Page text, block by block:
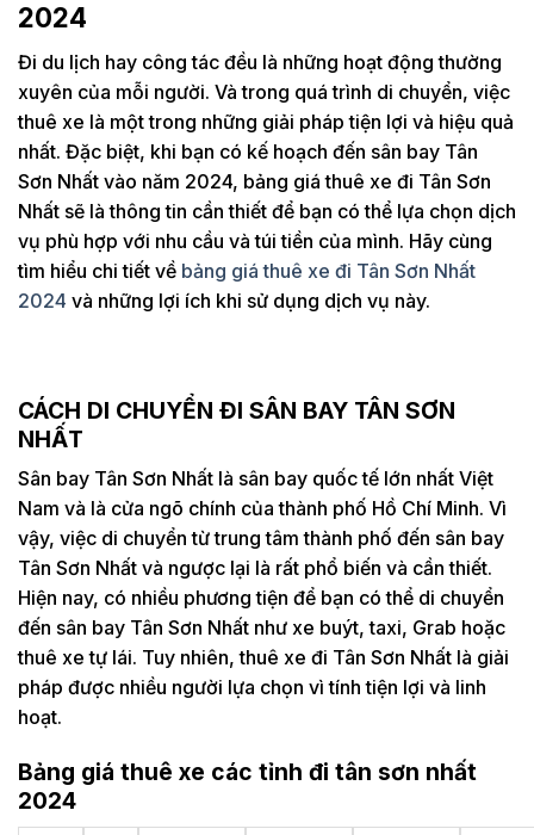
2024
Đi du lịch hay công tác đều là những hoạt động thường
xuyên của mỗi người. Và trong quá trình di chuyển, việc
thuê xe là một trong những giải pháp tiện lợi và hiệu quả
nhất. Đặc biệt, khi bạn có kế hoạch đến sân bay Tân
Sơn Nhất vào năm 2024, bảng giá thuê xe đi Tân Sơn
Nhất sẽ là thông tin cần thiết để bạn có thể lựa chọn dịch
vụ phù hợp với nhu cầu và túi tiền của mình. Hãy cùng
tìm hiểu chi tiết về bảng giá thuê xe đi Tân Sơn Nhất
2024 và những lợi ích khi sử dụng dịch vụ này.
CÁCH DI CHUYỂN ĐI SÂN BAY TÂN SƠN
NHẤT
Sân bay Tân Sơn Nhất là sân bay quốc tế lớn nhất Việt
Nam và là cửa ngõ chính của thành phố Hồ Chí Minh. Vì
vậy, việc di chuyển từ trung tâm thành phố đến sân bay
Tân Sơn Nhất và ngược lại là rất phổ biến và cần thiết.
Hiện nay, có nhiều phương tiện để bạn có thể di chuyển
đến sân bay Tân Sơn Nhất như xe buýt, taxi, Grab hoặc
thuê xe tự lái. Tuy nhiên, thuê xe đi Tân Sơn Nhất là giải
pháp được nhiều người lựa chọn vì tính tiện lợi và linh
hoạt.
Bảng giá thuê xe các tỉnh đi tân sơn nhất
2024